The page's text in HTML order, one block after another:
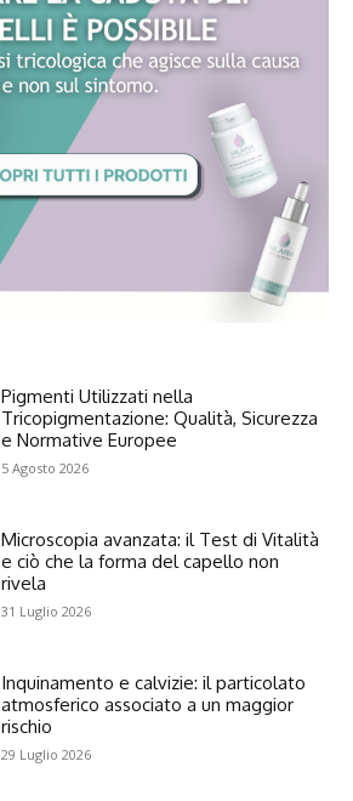
Pigmenti Utilizzati nella
Tricopigmentazione: Qualità, Sicurezza
e Normative Europee
5 Agosto 2026
Microscopia avanzata: il Test di Vitalità
e ciò che la forma del capello non
rivela
31 Luglio 2026
Inquinamento e calvizie: il particolato
atmosferico associato a un maggior
rischio
29 Luglio 2026